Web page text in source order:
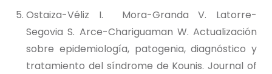
Ostaiza-Véliz I. Mora-Granda V. Latorre-
Segovia S. Arce-Chariguaman W. Actualización
sobre epidemiología, patogenia, diagnóstico y
tratamiento del síndrome de Kounis. Journal of